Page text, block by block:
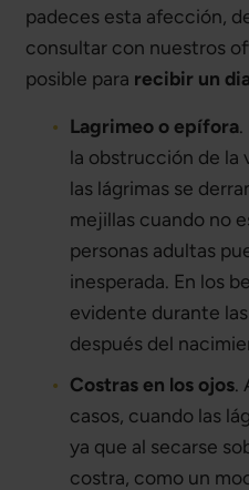
padeces esta afección,
consultar con nuestros
posible para recibir un
Lagrimeo o epífora
la obstrucción de la
las lágrimas se
mejillas cuando no
personas adultas
inesperada. En los
evidente durante
después del
Costras en los ojos.
casos, cuando las
ya que al secarse
costra, como un